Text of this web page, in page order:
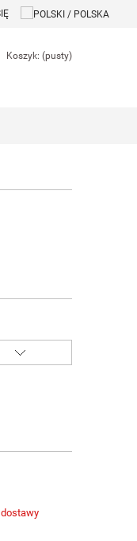
Koszyk: (pusty)